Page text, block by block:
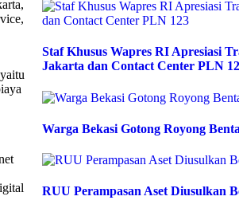
Staf Khusus Wapres RI Apresiasi
Jakarta dan Contact Center PLN
Warga Bekasi Gotong Royong
RUU Perampasan Aset Diusulkan